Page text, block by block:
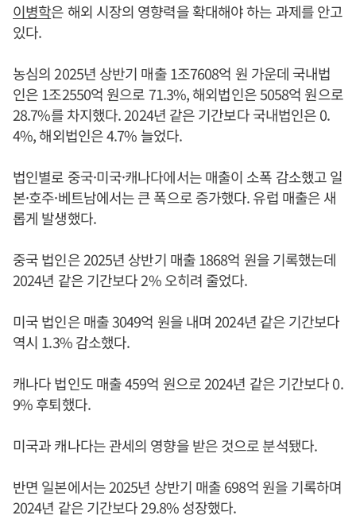
이병학은 해외 시장의 영향력을 확대해야 하는 과제를 안고
있다.
농심의 2025년 상반기 매출 1조7608억 원 가운데 국내법
인은 1조2550억 원으로 71.3%, 해외법인은 5058억 원으로
28.7%를 차지했다. 2024년 같은 기간보다 국내법인은 0.
4%, 해외법인은 4.7% 늘었다.
법인별로 중국·미국·캐나다에서는 매출이 소폭 감소했고 일
본·호주·베트남에서는 큰 폭으로 증가했다. 유럽 매출은 새
롭게 발생했다.
중국 법인은 2025년 상반기 매출 1868억 원을 기록했는데
2024년 같은 기간보다 2% 오히려 줄었다.
미국 법인은 매출 3049억 원을 내며 2024년 같은 기간보다
역시 1.3% 감소했다.
캐나다 법인도 매출 459억 원으로 2024년 같은 기간보다 0.
9% 후퇴했다.
미국과 캐나다는 관세의 영향을 받은 것으로 분석됐다.
반면 일본에서는 2025년 상반기 매출 698억 원을 기록하며
2024년 같은 기간보다 29.8% 성장했다.